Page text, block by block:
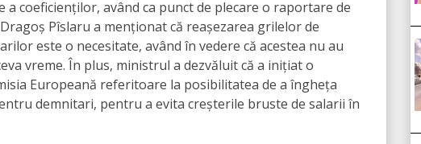
a coeficienților, având ca punct de plecare o raportare de
Pîslaru a menționat că reașezarea grilelor de
este o necesitate, având în vedere că acestea nu au
vreme. În plus, ministrul a dezvăluit că a inițiat o
Europeană referitoare la posibilitatea de a îngheța
demnitari, pentru a evita creșterile bruste de salarii în